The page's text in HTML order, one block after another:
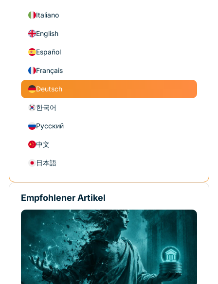
Italiano
English
Español
Français
Deutsch
한국어
Русский
中文
日本語
Empfohlener Artikel